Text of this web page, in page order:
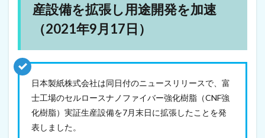
に
よ
を
大
幅
削
減
（
2
産設備を拡張し用途開発を加速
（2021年9月17日）
日本製紙株式会社は同日付のニュースリリースで、富
士工場のセルロースナノファイバー強化樹脂（CNF強
化樹脂）実証生産設備を7月末日に拡張したことを発
表しました。